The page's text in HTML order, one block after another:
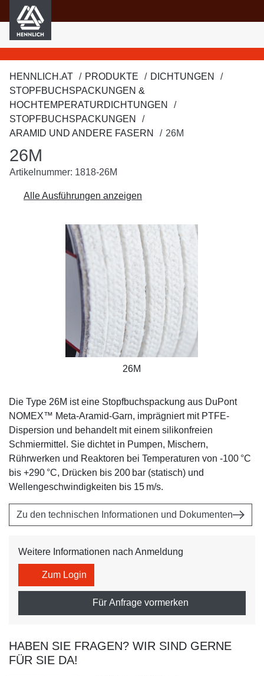
springen
HENNLICH.AT PRODUKTE
DICHTUNGEN
STOPFBUCHSPACKUNGEN &
HOCHTEMPERATURDICHTUNGEN
STOPFBUCHSPACKUNGEN
ARAMID UND ANDERE FASERN
26M
26M
Artikelnummer: 1818-26M
Alle Ausführungen anzeigen
26M
Die Type 26M ist eine Stopfbuchspackung aus DuPont
NOMEX™ Meta-Aramid-Garn, imprägniert mit PTFE-
Dispersion und behandelt mit einem silikonfreien
Schmiermittel. Sie dichtet in Pumpen, Mischern,
Rührwerken und Reaktoren bei Temperaturen von -100 °C
bis +290 °C, Drücken bis 200 bar (statisch) und
Wellengeschwindigkeiten bis 15 m/s.
Zu den technischen Informationen und Dokumenten
Weitere Informationen nach Anmeldung
Zum Login
Für Anfrage vormerken
HABEN SIE FRAGEN? WIR SIND GERNE
FÜR SIE DA!